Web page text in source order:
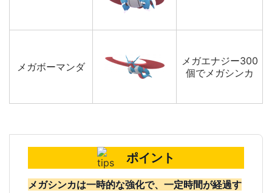
メガボーマンダ
メガエナジー300
個でメガシンカ
ポイント
メガシンカは一時的な強化で、一定時間が経過す